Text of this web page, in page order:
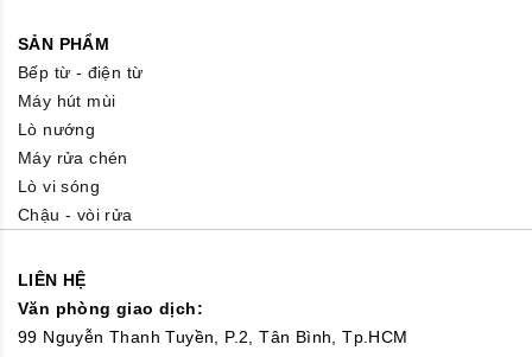
SẢN PHẨM
Bếp từ - điện từ
Máy hút mùi
Lò nướng
Máy rửa chén
Lò vi sóng
Chậu - vòi rửa
LIÊN HỆ
Văn phòng giao dịch:
99 Nguyễn Thanh Tuyền, P.2, Tân Bình, Tp.HCM